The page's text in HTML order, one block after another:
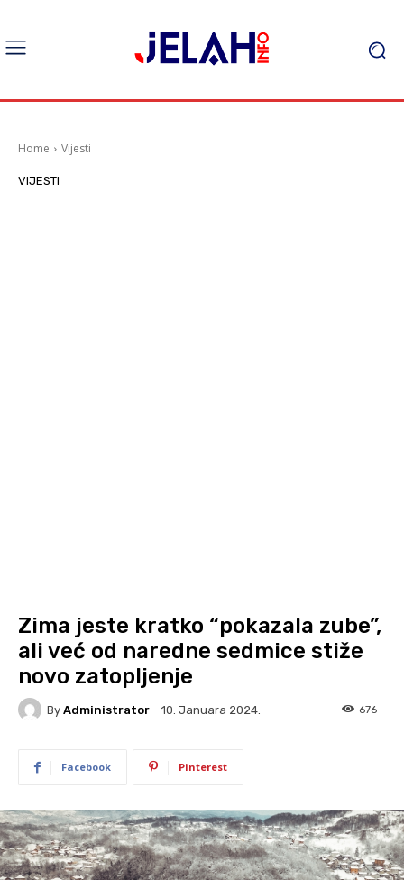
Home Vijesti
VIJESTI
Zima jeste kratko “pokazala zube”,
ali već od naredne sedmice stiže
novo zatopljenje
By Administrator 10. Januara 2024. 676
Facebook Pinterest